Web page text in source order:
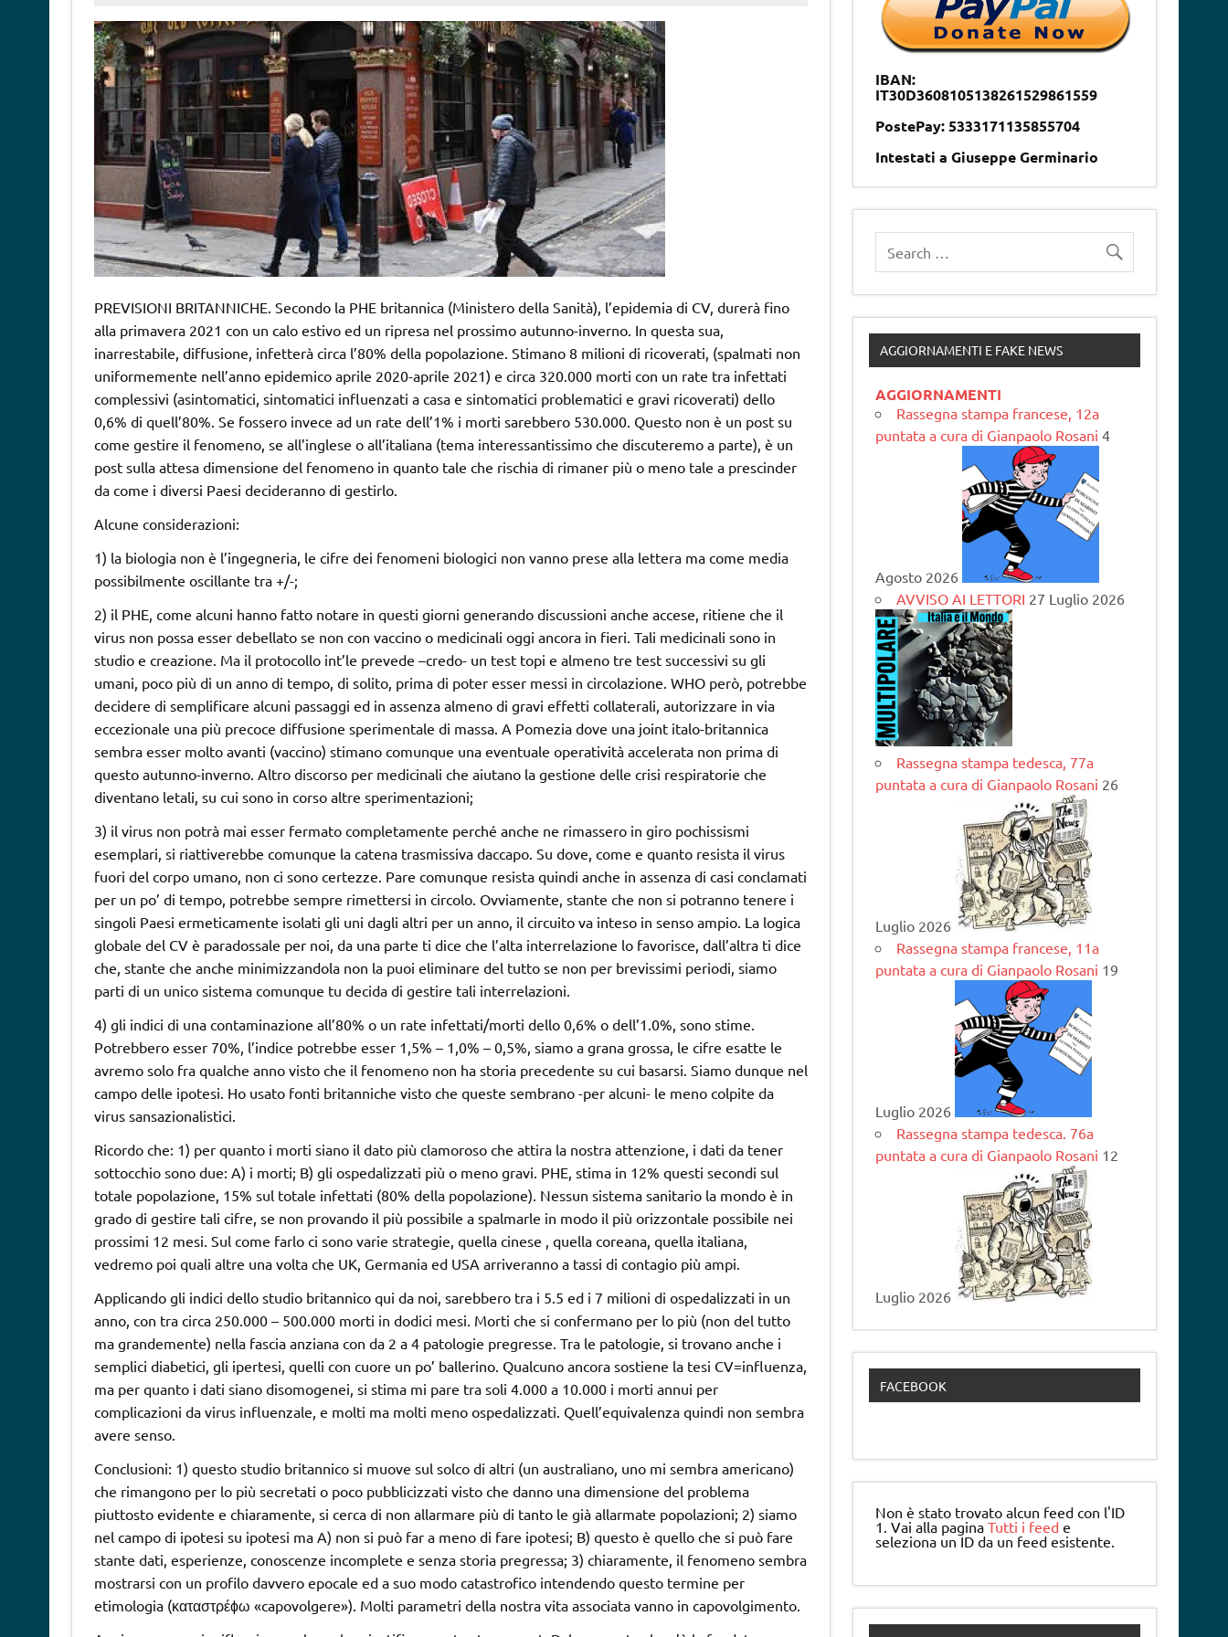
PREVISIONI BRITANNICHE. Secondo la PHE britannica (Ministero della Sanità), l’epidemia di CV, durerà fino
alla primavera 2021 con un calo estivo ed un ripresa nel prossimo autunno-inverno. In questa sua,
inarrestabile, diffusione, infetterà circa l’80% della popolazione. Stimano 8 milioni di ricoverati, (spalmati non
uniformemente nell’anno epidemico aprile 2020-aprile 2021) e circa 320.000 morti con un rate tra infettati
complessivi (asintomatici, sintomatici influenzati a casa e sintomatici problematici e gravi ricoverati) dello
0,6% di quell’80%. Se fossero invece ad un rate dell’1% i morti sarebbero 530.000. Questo non è un post su
come gestire il fenomeno, se all’inglese o all’italiana (tema interessantissimo che discuteremo a parte), è un
post sulla attesa dimensione del fenomeno in quanto tale che rischia di rimaner più o meno tale a prescinder
da come i diversi Paesi decideranno di gestirlo.
Alcune considerazioni:
1) la biologia non è l’ingegneria, le cifre dei fenomeni biologici non vanno prese alla lettera ma come media
possibilmente oscillante tra +/-;
2) il PHE, come alcuni hanno fatto notare in questi giorni generando discussioni anche accese, ritiene che il
virus non possa esser debellato se non con vaccino o medicinali oggi ancora in fieri. Tali medicinali sono in
studio e creazione. Ma il protocollo int’le prevede –credo- un test topi e almeno tre test successivi su gli
umani, poco più di un anno di tempo, di solito, prima di poter esser messi in circolazione. WHO però, potrebbe
decidere di semplificare alcuni passaggi ed in assenza almeno di gravi effetti collaterali, autorizzare in via
eccezionale una più precoce diffusione sperimentale di massa. A Pomezia dove una joint italo-britannica
sembra esser molto avanti (vaccino) stimano comunque una eventuale operatività accelerata non prima di
questo autunno-inverno. Altro discorso per medicinali che aiutano la gestione delle crisi respiratorie che
diventano letali, su cui sono in corso altre sperimentazioni;
3) il virus non potrà mai esser fermato completamente perché anche ne rimassero in giro pochissismi
esemplari, si riattiverebbe comunque la catena trasmissiva daccapo. Su dove, come e quanto resista il virus
fuori del corpo umano, non ci sono certezze. Pare comunque resista quindi anche in assenza di casi conclamati
per un po’ di tempo, potrebbe sempre rimettersi in circolo. Ovviamente, stante che non si potranno tenere i
singoli Paesi ermeticamente isolati gli uni dagli altri per un anno, il circuito va inteso in senso ampio. La logica
globale del CV è paradossale per noi, da una parte ti dice che l’alta interrelazione lo favorisce, dall’altra ti dice
che, stante che anche minimizzandola non la puoi eliminare del tutto se non per brevissimi periodi, siamo
parti di un unico sistema comunque tu decida di gestire tali interrelazioni.
4) gli indici di una contaminazione all’80% o un rate infettati/morti dello 0,6% o dell’1.0%, sono stime.
Potrebbero esser 70%, l’indice potrebbe esser 1,5% – 1,0% – 0,5%, siamo a grana grossa, le cifre esatte le
avremo solo fra qualche anno visto che il fenomeno non ha storia precedente su cui basarsi. Siamo dunque nel
campo delle ipotesi. Ho usato fonti britanniche visto che queste sembrano -per alcuni- le meno colpite da
virus sansazionalistici.
Ricordo che: 1) per quanto i morti siano il dato più clamoroso che attira la nostra attenzione, i dati da tener
sottocchio sono due: A) i morti; B) gli ospedalizzati più o meno gravi. PHE, stima in 12% questi secondi sul
totale popolazione, 15% sul totale infettati (80% della popolazione). Nessun sistema sanitario la mondo è in
grado di gestire tali cifre, se non provando il più possibile a spalmarle in modo il più orizzontale possibile nei
prossimi 12 mesi. Sul come farlo ci sono varie strategie, quella cinese , quella coreana, quella italiana,
vedremo poi quali altre una volta che UK, Germania ed USA arriveranno a tassi di contagio più ampi.
Applicando gli indici dello studio britannico qui da noi, sarebbero tra i 5.5 ed i 7 milioni di ospedalizzati in un
anno, con tra circa 250.000 – 500.000 morti in dodici mesi. Morti che si confermano per lo più (non del tutto
ma grandemente) nella fascia anziana con da 2 a 4 patologie pregresse. Tra le patologie, si trovano anche i
semplici diabetici, gli ipertesi, quelli con cuore un po’ ballerino. Qualcuno ancora sostiene la tesi CV=influenza,
ma per quanto i dati siano disomogenei, si stima mi pare tra soli 4.000 a 10.000 i morti annui per
complicazioni da virus influenzale, e molti ma molti meno ospedalizzati. Quell’equivalenza quindi non sembra
avere senso.
Conclusioni: 1) questo studio britannico si muove sul solco di altri (un australiano, uno mi sembra americano)
che rimangono per lo più secretati o poco pubblicizzati visto che danno una dimensione del problema
piuttosto evidente e chiaramente, si cerca di non allarmare più di tanto le già allarmate popolazioni; 2) siamo
nel campo di ipotesi su ipotesi ma A) non si può far a meno di fare ipotesi; B) questo è quello che si può fare
stante dati, esperienze, conoscenze incomplete e senza storia pregressa; 3) chiaramente, il fenomeno sembra
mostrarsi con un profilo davvero epocale ed a suo modo catastrofico intendendo questo termine per
etimologia (καταστρέϕω «capovolgere»). Molti parametri della nostra vita associata vanno in capovolgimento.
IBAN:
IT30D3608105138261529861559
PostePay: 5333171135855704
Intestati a Giuseppe Germinario
AGGIORNAMENTI E FAKE NEWS
AGGIORNAMENTI
Rassegna stampa francese, 12a
puntata a cura di Gianpaolo Rosani 4
Agosto 2026
AVVISO AI LETTORI 27 Luglio 2026
Rassegna stampa tedesca, 77a
puntata a cura di Gianpaolo Rosani 26
Luglio 2026
Rassegna stampa francese, 11a
puntata a cura di Gianpaolo Rosani 19
Luglio 2026
Rassegna stampa tedesca. 76a
puntata a cura di Gianpaolo Rosani 12
Luglio 2026
FACEBOOK
Non è stato trovato alcun feed con l'ID
1. Vai alla paginaTutti i feed e
seleziona un ID da un feed esistente.